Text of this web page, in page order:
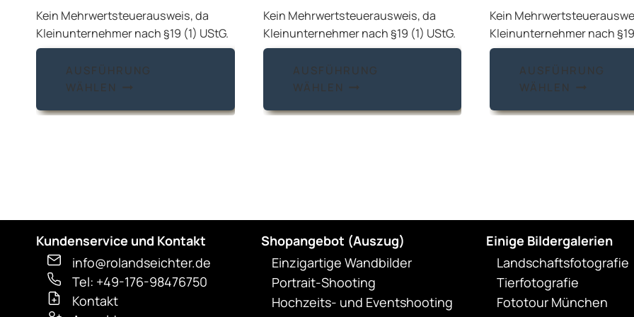
Kein Mehrwertsteuerausweis, da
Kleinunternehmer nach §19 (1) UStG.
AUSFÜHRUNG
WÄHLEN
Dieses
mehrere
können
Produktseite
gewählt
Kein Mehrwertsteuerausweis, da
Kleinunternehmer nach §19 (1) UStG.
AUSFÜHRUNG
WÄHLEN
Dieses
mehrere
können
Produktseite
gewählt
Kein
Kleinunternehmer nach §19
AUSFÜHRUNG
WÄHLEN
Kundenservice und Kontakt
info@rolandseichter.de
Tel: +49-176-98476750
Kontakt
Shopangebot (Auszug)
Einzigartige Wandbilder
Portrait-Shooting
Hochzeits- und Eventshooting
Einige Bildergalerien
Landschaftsfotografie
Tierfotografie
Fototour München